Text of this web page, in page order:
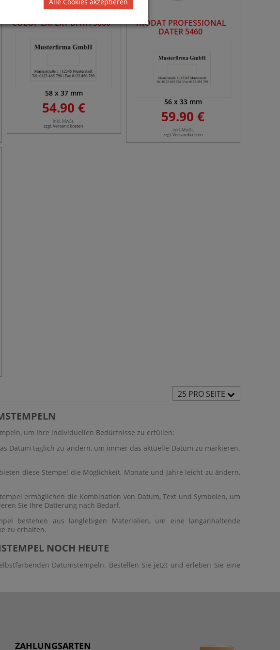
COLOP EXPERT DATA 3660
58x 37mm
54.90 €
inkl. MwSt.
zzgl. Versandkosten
TRODAT PROFESSIONAL
DATER 5460
56x 33mm
59.90 €
inkl. MwSt.
zzgl. Versandkosten
25 PRO SEITE
um Ihre individuellen Bedürfnisse zu erfüllen:
Datum täglich zu ändern, um immer das aktuelle Datum zu markieren.
diese Stempel die Möglichkeit, Monate und Jahre leicht zu ändern,
ermöglichen die Kombination von Datum, Text und Symbolen, um
Sie Ihre Datierung nach Bedarf.
bestehen aus langlebigen Materialien, um eine langanhaltende
zu erhalten.
NOCH HEUTE
Datumstempeln. Bestellen Sie jetzt und erleben Sie eine
ZAHLUNGSARTEN